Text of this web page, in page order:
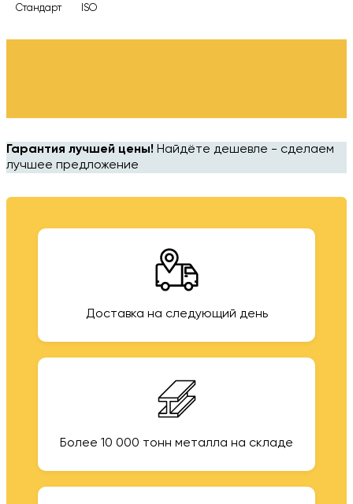
Стандарт
ISO
Гарантия лучшей цены! Найдёте дешевле - сделаем
лучшее предложение
Доставка на следующий день
Более 10 000 тонн металла на складе